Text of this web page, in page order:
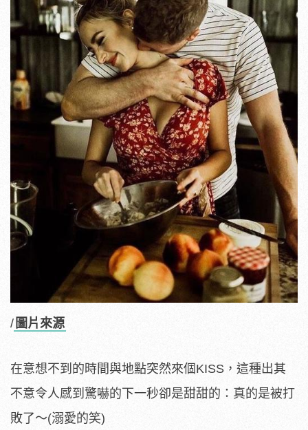
/ 圖片來源
在意想不到的時間與地點突然來個KISS，這種出其
不意令人感到驚嚇的下一秒卻是甜甜的：真的是被打
敗了～(溺愛的笑)